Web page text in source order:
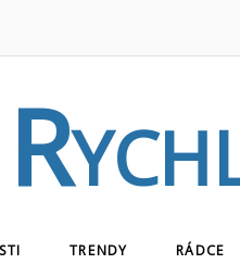
TRENDY RÁDCE